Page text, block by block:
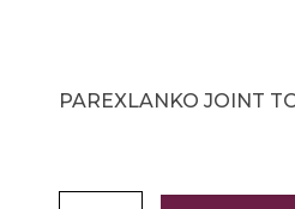
PAREXLANKO JOINT